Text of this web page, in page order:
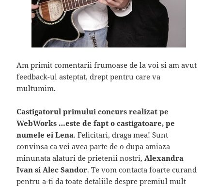
Am primit comentarii frumoase de la voi si am avut
feedback-ul asteptat, drept pentru care va
multumim.
Castigatorul primului concurs realizat pe
WebWorks …este de fapt o castigatoare, pe
numele ei Lena. Felicitari, draga mea! Sunt
convinsa ca vei avea parte de o dupa amiaza
minunata alaturi de prietenii nostri, Alexandra
Ivan si Alec Sandor. Te vom contacta foarte curand
pentru a-ti da toate detaliile despre premiul mult